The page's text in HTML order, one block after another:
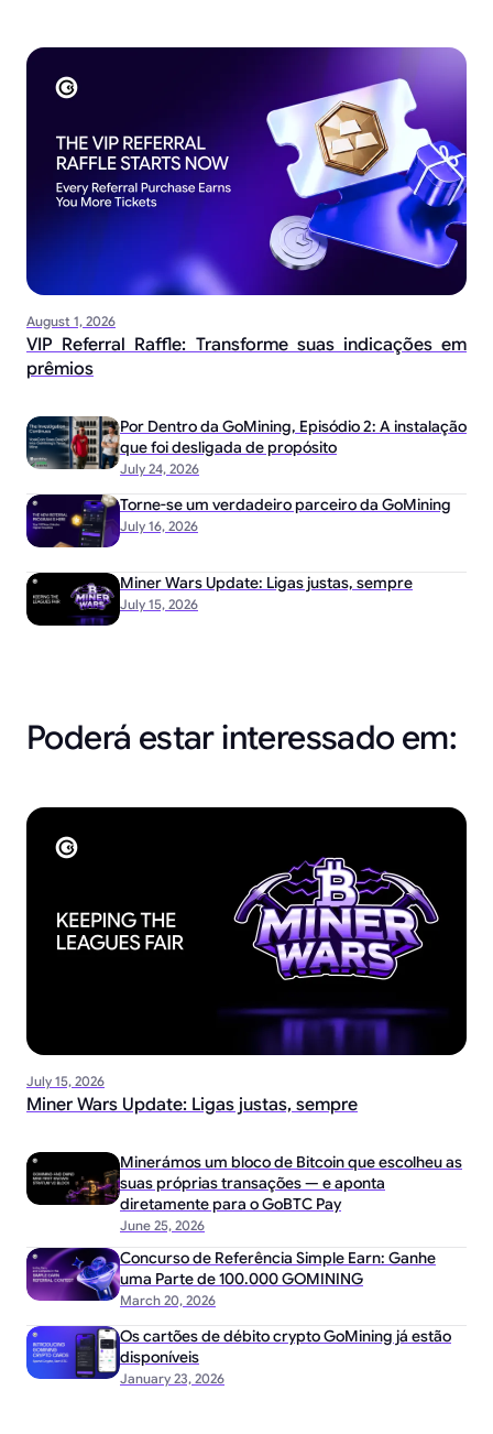
August 1, 2026
VIP Referral Raffle: Transforme suas indicações em
prêmios
July 24, 2026
Por Dentro da GoMining, Episódio 2: A instalação
que foi desligada de propósito
July 16, 2026
Torne-se um verdadeiro parceiro da GoMining
July 15, 2026
Miner Wars Update: Ligas justas, sempre
Poderá estar interessado em:
July 15, 2026
Miner Wars Update: Ligas justas, sempre
June 25, 2026
Minerámos um bloco de Bitcoin que escolheu as
suas próprias transações — e aponta
diretamente para o GoBTC Pay
March 20, 2026
Concurso de Referência Simple Earn: Ganhe
uma Parte de 100.000 GOMINING
January 23, 2026
Os cartões de débito crypto GoMining já estão
disponíveis